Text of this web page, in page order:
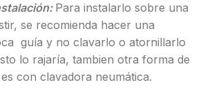
Para instalarlo sobre una
se recomienda hacer una
guía y no clavarlo o atornillarlo
lo rajaría, tambien otra forma de
con clavadora neumática.